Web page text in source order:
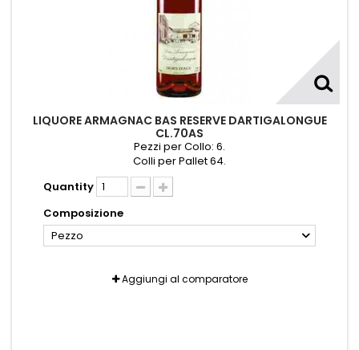
LIQUORE ARMAGNAC BAS RESERVE DARTIGALONGUE
CL.70AS
Pezzi per Collo: 6.
Colli per Pallet 64.
Quantity
Composizione
Pezzo
Aggiungi al comparatore